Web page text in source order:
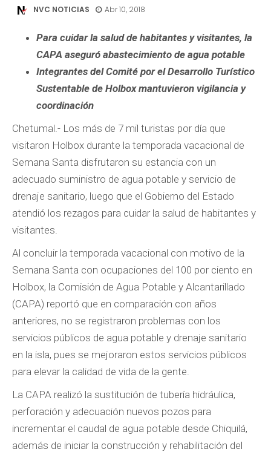
NVC NOTICIAS Abr 10, 2018
Para cuidar la salud de habitantes y visitantes, la
CAPA aseguró abastecimiento de agua potable
Integrantes del Comité por el Desarrollo Turístico
Sustentable de Holbox mantuvieron vigilancia y
coordinación
Chetumal.- Los más de 7 mil turistas por día que
visitaron Holbox durante la temporada vacacional de
Semana Santa disfrutaron su estancia con un
adecuado suministro de agua potable y servicio de
drenaje sanitario, luego que el Gobierno del Estado
atendió los rezagos para cuidar la salud de habitantes y
visitantes.
Al concluir la temporada vacacional con motivo de la
Semana Santa con ocupaciones del 100 por ciento en
Holbox, la Comisión de Agua Potable y Alcantarillado
(CAPA) reportó que en comparación con años
anteriores, no se registraron problemas con los
servicios públicos de agua potable y drenaje sanitario
en la isla, pues se mejoraron estos servicios públicos
para elevar la calidad de vida de la gente.
La CAPA realizó la sustitución de tubería hidráulica,
perforación y adecuación nuevos pozos para
incrementar el caudal de agua potable desde Chiquilá,
además de iniciar la construcción y rehabilitación del